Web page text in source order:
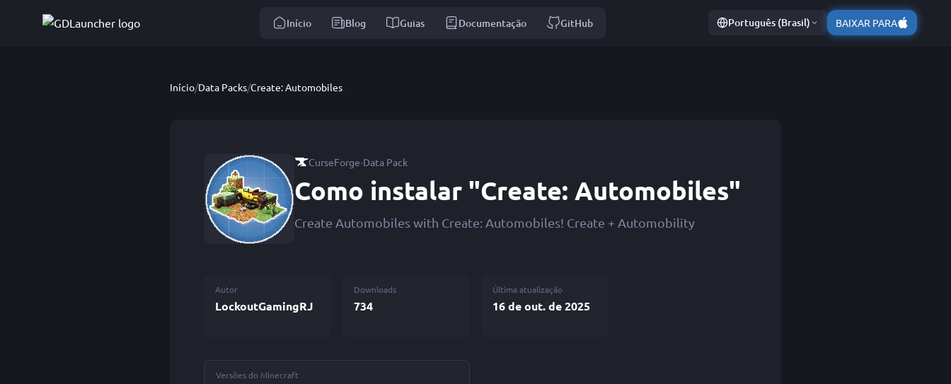
Início Blog Guias Documentação GitHub Português (Brasil) BAIXAR PARA
Início/Data Packs/Create: Automobiles
CurseForge·Data Pack
Como instalar "Create: Automobiles"
Create Automobiles with Create: Automobiles! Create + Automobility
Autor
LockoutGamingRJ
Downloads
734
Última atualização
16 de out. de 2025
Versões do Minecraft